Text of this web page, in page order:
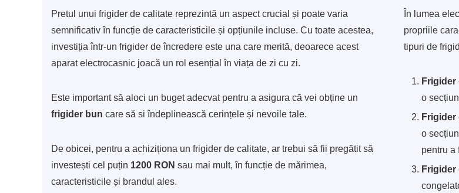
Pretul unui frigider de calitate reprezintă un aspect crucial și poate varia
semnificativ în funcție de caracteristicile și opțiunile incluse. Cu toate acestea,
investiția într-un frigider de încredere este una care merită, deoarece acest
aparat electrocasnic joacă un rol esențial în viața de zi cu zi.
Este important să aloci un buget adecvat pentru a asigura că vei obține un
frigider bun care să si îndeplinească cerințele și nevoile tale.
De obicei, pentru a achiziționa un frigider de calitate, ar trebui să fii pregătit să
investești cel puțin 1200 RON sau mai mult, în funcție de mărimea,
caracteristicile și brandul ales.
În lumea
propriile
tipuri de
Frigider
o
o
pentru a